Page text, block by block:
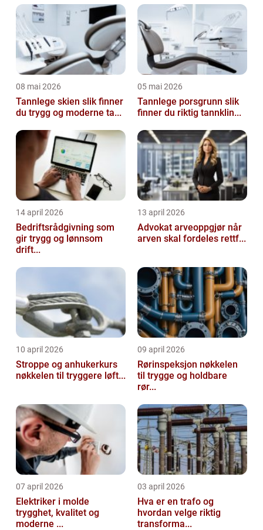
08 mai 2026
Tannlege skien slik finner
du trygg og moderne ta...
05 mai 2026
Tannlege porsgrunn slik
finner du riktig tannklin...
14 april 2026
Bedriftsrådgivning som
gir trygg og lønnsom
drift...
13 april 2026
Advokat arveoppgjør når
arven skal fordeles rettf...
10 april 2026
Stroppe og anhukerkurs
nøkkelen til tryggere løft...
09 april 2026
Rørinspeksjon nøkkelen
til trygge og holdbare
rør...
07 april 2026
Elektriker i molde
trygghet, kvalitet og
moderne ...
03 april 2026
Hva er en trafo og
hvordan velge riktig
transforma...